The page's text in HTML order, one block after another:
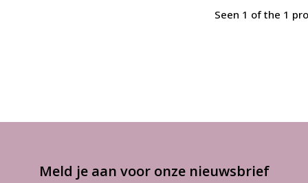
Seen 1 of the 1
Meld je aan voor onze nieuwsbrief